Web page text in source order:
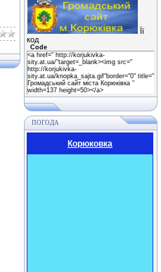
Її
код
Code
<a href=" http://korjukivka-
sity.at.ua/"target=_blank><img src="
http://korjukivka-
sity.at.ua/knopka_sajta.gif"border="0" title="
Громадський сайт міста Корюківка "
width=137 height=50></a>
ПОГОДА
Корюковка